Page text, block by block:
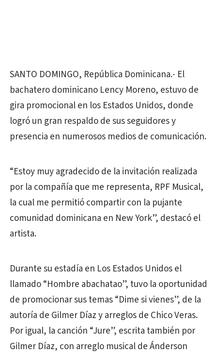
SANTO DOMINGO, República Dominicana.- El
bachatero dominicano Lency Moreno, estuvo de
gira promocional en los Estados Unidos, donde
logró un gran respaldo de sus seguidores y
presencia en numerosos medios de comunicación.
“Estoy muy agradecido de la invitación realizada
por la compañía que me representa, RPF Musical,
la cual me permitió compartir con la pujante
comunidad dominicana en New York”, destacó el
artista.
Durante su estadía en Los Estados Unidos el
llamado “Hombre abachatao”, tuvo la oportunidad
de promocionar sus temas “Dime si vienes”, de la
autoría de Gilmer Díaz y arreglos de Chico Veras.
Por igual, la canción “Jure”, escrita también por
Gilmer Díaz, con arreglo musical de Ánderson